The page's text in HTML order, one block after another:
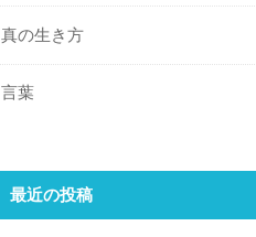
真の生き方
言葉
最近の投稿